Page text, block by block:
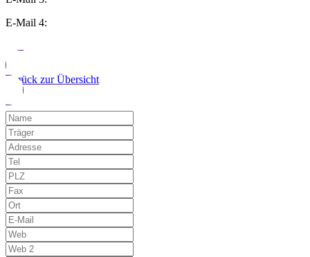
E-Mail 4:
Zurück zur Übersicht